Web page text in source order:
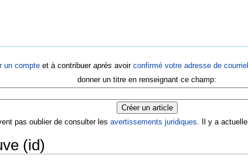
un compte et à contribuer après avoir confirmé votre adresse de courriel
donner un titre en renseignant ce champ:
pas oublier de consulter les avertissements juridiques. Il y a
(id)